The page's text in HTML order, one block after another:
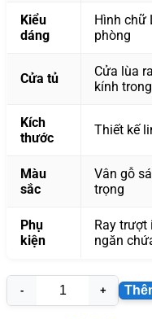
Kiểu
dáng
Hình chữ
phòng
Cửa tủ
Cửa lùa
kính
Kích
thước
Thiết kế
Màu
sắc
Vân gỗ
trọng
Phụ
kiện
Ray trượt
ngăn
Tủ